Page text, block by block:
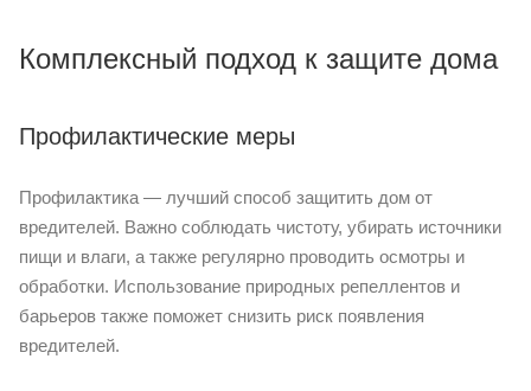
Комплексный подход к защите дома
Профилактические меры
Профилактика — лучший способ защитить дом от
вредителей. Важно соблюдать чистоту, убирать источники
пищи и влаги, а также регулярно проводить осмотры и
обработки. Использование природных репеллентов и
барьеров также поможет снизить риск появления
вредителей.